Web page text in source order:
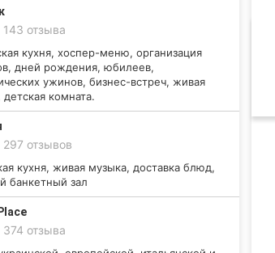
143 отзыва
кухня, хоспер-меню, организация
дней рождения, юбилеев,
ужинов, бизнес-встреч, живая
комната.
297 отзывов
кухня, живая музыка, доставка блюд,
банкетный зал
374 отзыва